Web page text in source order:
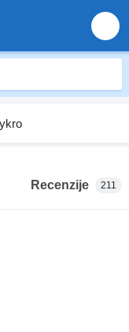
Recenzije 211